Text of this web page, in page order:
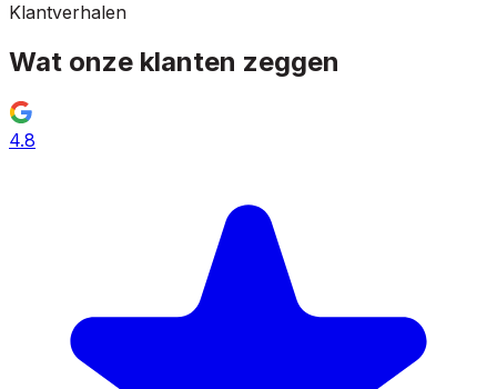
Klantverhalen
Wat onze klanten zeggen
4.8